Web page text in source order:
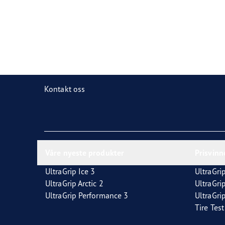
Kontakt oss
UltraGrip Ice 3
UltraGrip Arctic 2
UltraGrip Performance 3
Tire